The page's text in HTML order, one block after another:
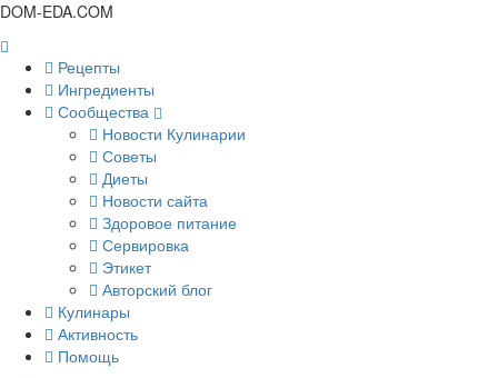
DOM-EDA.COM
Рецепты
Ингредиенты
Сообщества
Новости Кулинарии
Советы
Диеты
Новости сайта
Здоровое питание
Сервировка
Этикет
Авторский блог
Кулинары
Активность
Помощь